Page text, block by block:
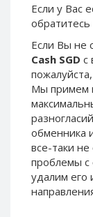
Если у Вас
Если Вы не
Cash SGD с
Мы примем
обменника
все-таки
проблемы c
удалим его
Phone
Phone
Phone
Neteller USD
Neteller EUR
Neteller INR
Neteller PLN
Neteller GBP
Neteller NOK